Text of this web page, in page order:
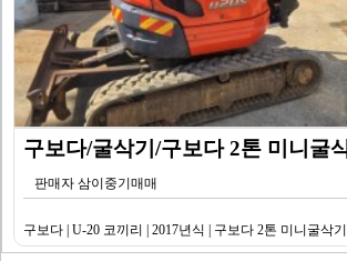
판매자 삼이중기매매
구보다 | U-20 코끼리 | 2017년식 | 구보다 2톤 미니굴삭기